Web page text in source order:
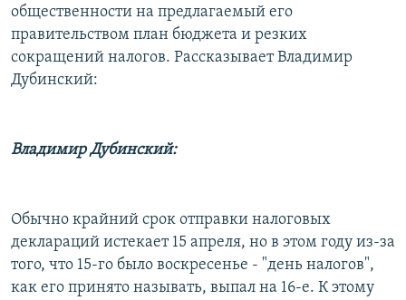
общественности на предлагаемый его
правительством план бюджета и резких
сокращений налогов. Рассказывает Владимир
Дубинский:
Владимир Дубинский:
Обычно крайний срок отправки налоговых
деклараций истекает 15 апреля, но в этом году из-за
того, что 15-го было воскресенье - "день налогов",
как его принято называть, выпал на 16-е. К этому